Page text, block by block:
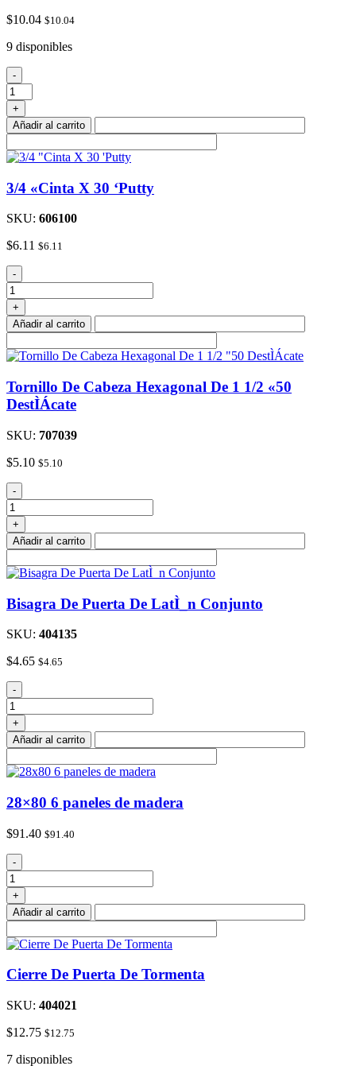
$10.04 $10.04
9 disponibles
Bisagra
De
Puerta
De
CombinaciÌ_n
-
+
Añadir al carrito
3/4 «Cinta X 30 ‘Putty
SKU: 606100
$6.11 $6.11
3/4
"Cinta
X
30
'Putty
-
+
Añadir al carrito
Tornillo De Cabeza Hexagonal De 1 1/2 «50
DestÌÁcate
SKU: 707039
$5.10 $5.10
Tornillo
De
Cabeza
Hexagonal
De
1/2
DestÌÁcate
-
+
Añadir al carrito
Bisagra De Puerta De LatÌ_n Conjunto
SKU: 404135
$4.65 $4.65
Bisagra
De
Puerta
De
LatÌ_n
cantidad
-
+
Añadir al carrito
28×80 6 paneles de madera
$91.40 $91.40
28x80
6
paneles
de
madera
-
+
Añadir al carrito
Cierre De Puerta De Tormenta
SKU: 404021
$12.75 $12.75
7 disponibles